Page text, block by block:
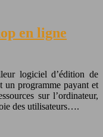
en ligne
logiciel d’édition de
un programme payant et
sur l’ordinateur,
des utilisateurs….